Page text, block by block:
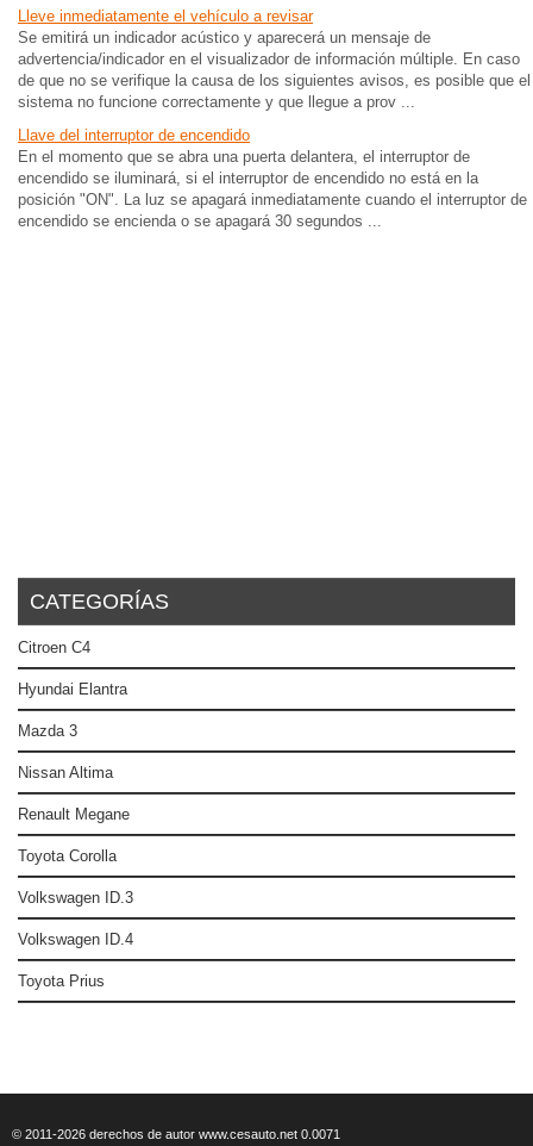
Lleve inmediatamente el vehículo a revisar
Se emitirá un indicador acústico y aparecerá un mensaje de
advertencia/indicador en el visualizador de información múltiple. En caso
de que no se verifique la causa de los siguientes avisos, es posible que el
sistema no funcione correctamente y que llegue a prov ...
Llave del interruptor de encendido
En el momento que se abra una puerta delantera, el interruptor de
encendido se iluminará, si el interruptor de encendido no está en la
posición "ON". La luz se apagará inmediatamente cuando el interruptor de
encendido se encienda o se apagará 30 segundos ...
CATEGORÍAS
Citroen C4
Hyundai Elantra
Mazda 3
Nissan Altima
Renault Megane
Toyota Corolla
Volkswagen ID.3
Volkswagen ID.4
Toyota Prius
© 2011-2026 derechos de autor www.cesauto.net 0.0071